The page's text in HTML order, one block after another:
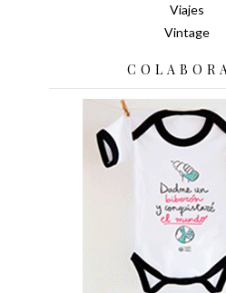
Viajes
Vintage